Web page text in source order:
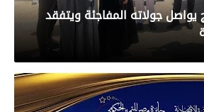
شاهد أبرز لقطات مباراة
فى الدورى
جولاته المفاجئة ويتفقد